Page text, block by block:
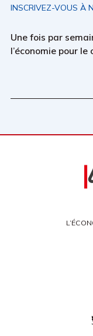
INSCRIVEZ-VOUS À
Une fois par
l’économie pour le